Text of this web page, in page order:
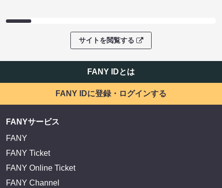
サイトを閲覧する
FANY IDとは
FANY IDに登録・ログインする
FANYサービス
FANY
FANY Ticket
FANY Online Ticket
FANY Channel